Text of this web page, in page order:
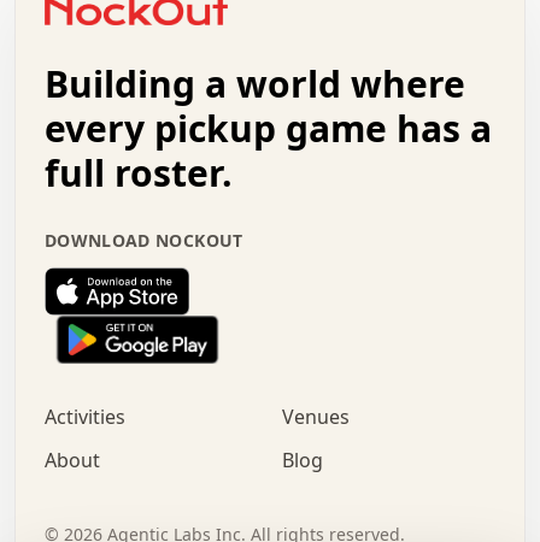
+   .   .   .   .   .   .   .   .   .   +   .   .
.   .   .   .   .   .   .   .   .   .   .   :   .
.   .   .   .   +   .   .   .   .   .   .   .   +
.   :   .   .   .   .   .   .   .   .   o   .   .
.   .   x   .   .   .   .   .   .   :   .   .   o
.   .   .   .   :   .   .   .   .   o   .   .   .
.   .   .   .   .   .   .   :   .   .   .   .   .
.   .   .   .   .   .   .   +   .   .   x   .   .
.   .   .   .   .   :   +   .   .   .   .   .   o
.   .   .   .   .   .   .   .   .   .   .   .   .
.   .   :   o   .   .   .   .   .   .   .   +   .
.   o   .   .   .   .   x   .   .   .   .   .   .
+   .   o   .   .   .   .   o   .   .   .   .
.   +   .   .   .   .   .   .   .   .   :   .   x
Building a world where
every pickup game has a
full roster.
DOWNLOAD NOCKOUT
Activities
Venues
About
Blog
© 2026 Agentic Labs Inc. All rights reserved.